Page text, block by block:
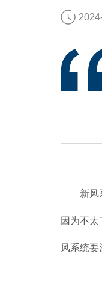
新风系
因为不
风系统要